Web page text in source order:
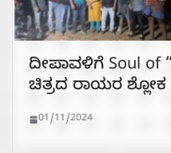
ದೀಪಾವಳಿಗೆ Soul of
ಚಿತ್ರದ ರಾಯರ
01/11/2024